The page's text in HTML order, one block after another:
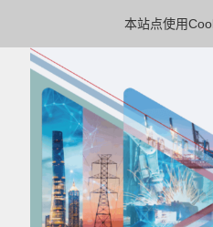
本站点使用